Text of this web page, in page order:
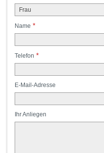
Frau
Name *
Telefon *
E-Mail-Adresse
Ihr Anliegen